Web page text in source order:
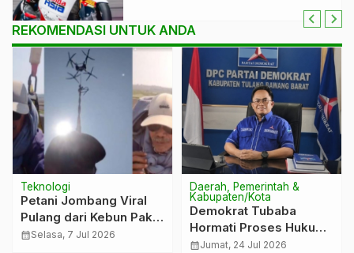
REKOMENDASI UNTUK ANDA
Teknologi
Petani Jombang Viral
Pulang dari Kebun Pakai
Drone
calendar_monthSelasa, 7 Jul 2026
Daerah, Pemerintah &
Kabupaten/Kota
Demokrat Tubaba
Hormati Proses Hukum
Eli Fitriyana
calendar_monthJumat, 24 Jul 2026